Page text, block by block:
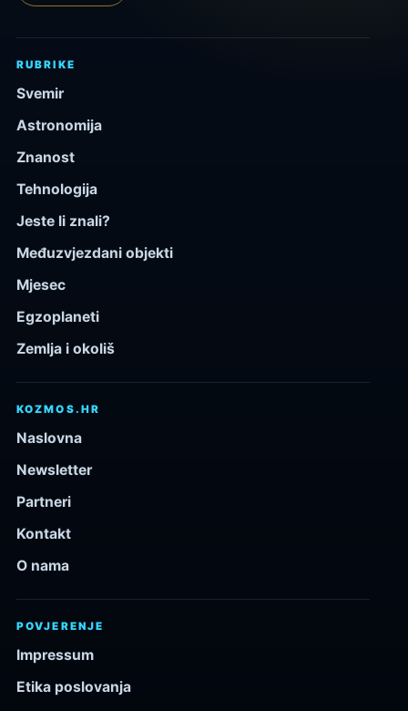
RUBRIKE
Svemir
Astronomija
Znanost
Tehnologija
Jeste li znali?
Međuzvjezdani objekti
Mjesec
Egzoplaneti
Zemlja i okoliš
KOZMOS.HR
Naslovna
Newsletter
Partneri
Kontakt
O nama
POVJERENJE
Impressum
Etika poslovanja